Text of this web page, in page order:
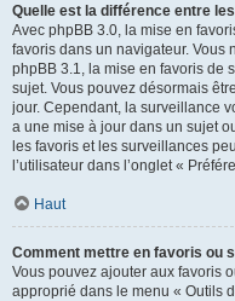
Quelle est la différence entre
Avec phpBB 3.0, la mise en
favoris dans un navigateur. Vous
phpBB 3.1, la mise en favoris de
sujet. Vous pouvez désormais
jour. Cependant, la surveillance
a une mise à jour dans un sujet
les favoris et les surveillances
l’utilisateur dans l’onglet «
Haut
Comment mettre en favoris ou
Vous pouvez ajouter aux favoris
approprié dans le menu « Outils